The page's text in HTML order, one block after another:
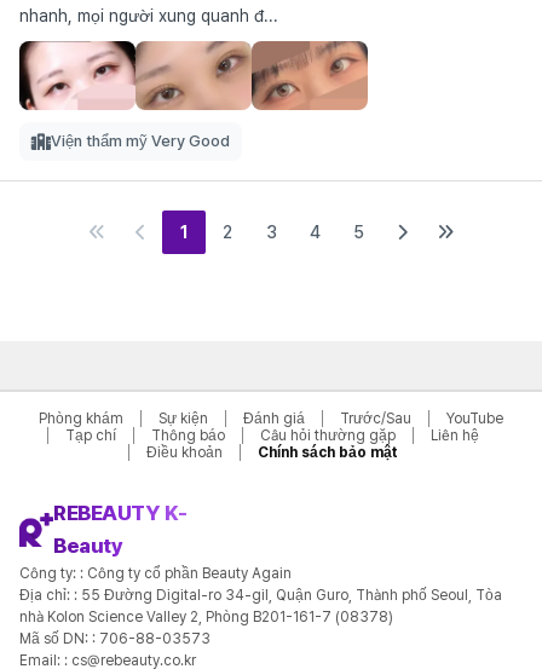
nhanh, mọi người xung quanh đ...
Viện thẩm mỹ Very Good
1 2 3 4 5
Phòng khám Sự kiện Đánh giá Trước/Sau
YouTube
Tạp chí
Thông báo Câu hỏi thường gặp
Liên hệ
Điều khoản
Chính sách bảo mật
REBEAUTY K-
Beauty
Công ty: : Công ty cổ phần Beauty Again
Địa chỉ: : 55 Đường Digital-ro 34-gil, Quận Guro, Thành phố Seoul, Tòa
nhà Kolon Science Valley 2, Phòng B201-161-7 (08378)
Mã số DN: : 706-88-03573
Email: : cs@rebeauty.co.kr